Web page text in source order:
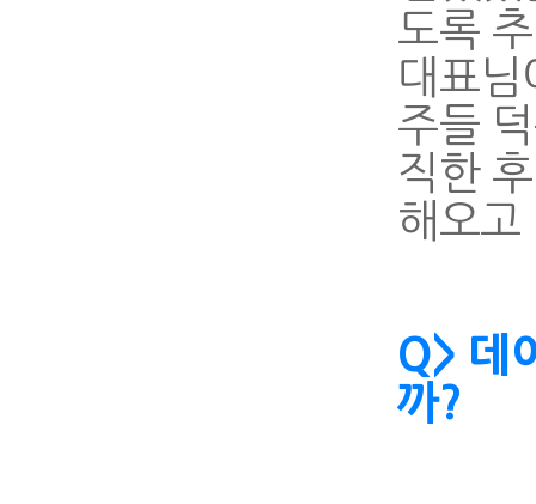
도록
대표
주들
직한
해오고
Q> 데
까?